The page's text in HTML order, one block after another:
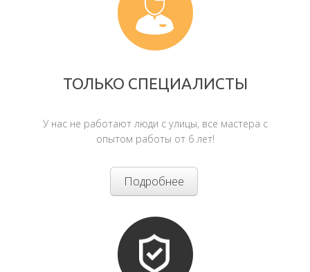
ТОЛЬКО СПЕЦИАЛИСТЫ
У нас не работают люди с улицы, все мастера с
опытом работы от 6 лет!
Подробнее